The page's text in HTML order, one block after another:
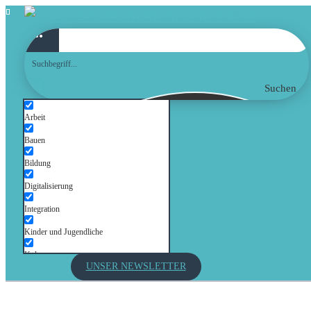
Suchen
Arbeit
Bauen
Bildung
Digitalisierung
Integration
Kinder und Jugendliche
Kultur
UNSER NEWSLETTER